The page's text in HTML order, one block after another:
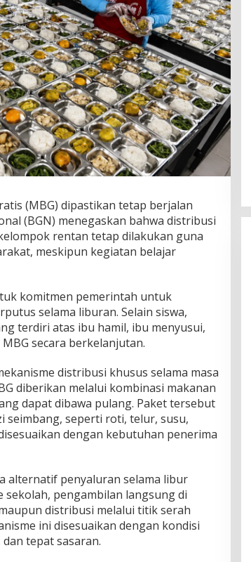
(MBG) dipastikan tetap berjalan
(BGN) menegaskan bahwa distribusi
rentan tetap dilakukan guna
meskipun kegiatan belajar
komitmen pemerintah untuk
selama liburan. Selain siswa,
terdiri atas ibu hamil, ibu menyusui,
secara berkelanjutan.
distribusi khusus selama masa
diberikan melalui kombinasi makanan
dapat dibawa pulang. Paket tersebut
seimbang, seperti roti, telur, susu,
dengan kebutuhan penerima
alternatif penyaluran selama libur
pengambilan langsung di
distribusi melalui titik serah
ini disesuaikan dengan kondisi
tepat sasaran.